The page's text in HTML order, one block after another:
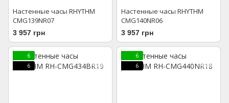
Настенные часы RHYTHM
CMG139NR07
3 957 грн
Настенные часы RHYTHM
CMG140NR06
3 957 грн
6
6
6
6